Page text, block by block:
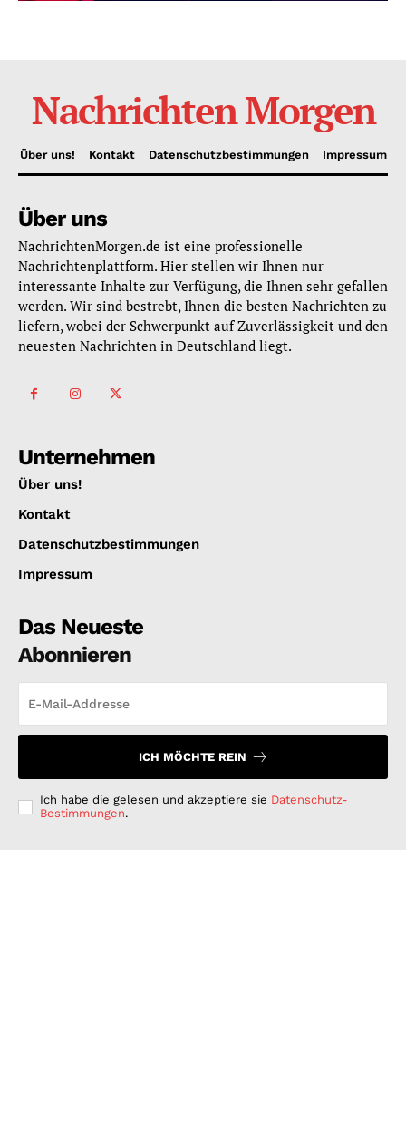
Nachrichten Morgen
Über uns! Kontakt Datenschutzbestimmungen Impressum
Über uns
NachrichtenMorgen.de ist eine professionelle
Nachrichtenplattform. Hier stellen wir Ihnen nur
interessante Inhalte zur Verfügung, die Ihnen sehr gefallen
werden. Wir sind bestrebt, Ihnen die besten Nachrichten zu
liefern, wobei der Schwerpunkt auf Zuverlässigkeit und den
neuesten Nachrichten in Deutschland liegt.
Unternehmen
Über uns!
Kontakt
Datenschutzbestimmungen
Impressum
Das Neueste
Abonnieren
ICH MÖCHTE REIN
Ich habe die gelesen und akzeptiere sie Datenschutz-
Bestimmungen.